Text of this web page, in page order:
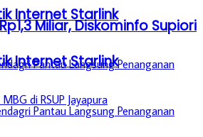
Internet Starlink
Miliar, Diskominfo Supiori
Internet Starlink